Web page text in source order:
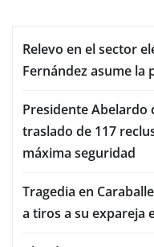
Relevo en el sector
Fernández asume la
Presidente Abelardo
traslado de 117
máxima seguridad
Tragedia en
a tiros a su expareja